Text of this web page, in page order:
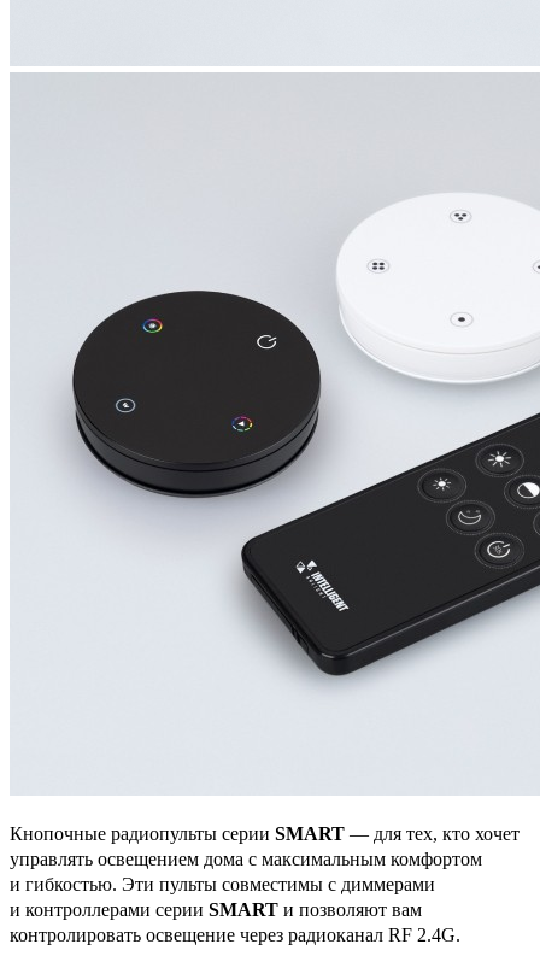
Кнопочные радиопульты серии SMART — для тех, кто хочет
управлять освещением дома с максимальным комфортом
и гибкостью. Эти пульты совместимы с диммерами
и контроллерами серии SMART и позволяют вам
контролировать освещение через радиоканал RF 2.4G.